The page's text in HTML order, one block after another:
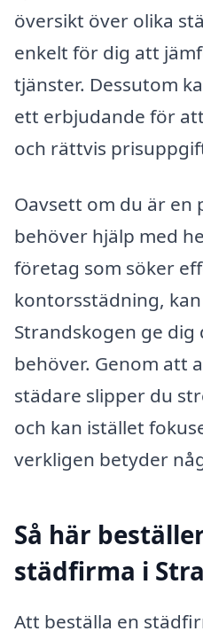
översikt över olika
enkelt för dig att
tjänster. Dessutom
ett erbjudande för
och rättvis
Oavsett om du är en
behöver hjälp med
företag som söker
kontorsstädning,
Strandskogen ge dig
behöver. Genom att
städare slipper du
och kan istället
verkligen betyder
Så här
städfirma i
Att beställa en